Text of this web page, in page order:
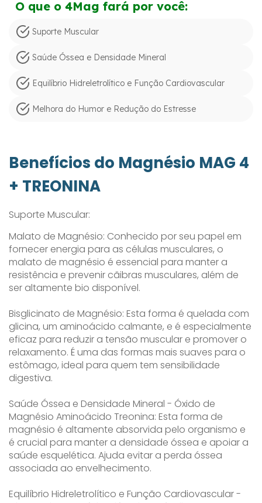
O que o 4Mag fará por você:
Suporte Muscular
Saúde Óssea e Densidade Mineral
Equilíbrio Hidreletrolítico e Função Cardiovascular
Melhora do Humor e Redução do Estresse
Benefícios do Magnésio MAG 4
+ TREONINA
Suporte Muscular:
Malato de Magnésio: Conhecido por seu papel em
fornecer energia para as células musculares, o
malato de magnésio é essencial para manter a
resistência e prevenir cãibras musculares, além de
ser altamente bio disponível.
Bisglicinato de Magnésio: Esta forma é quelada com
glicina, um aminoácido calmante, e é especialmente
eficaz para reduzir a tensão muscular e promover o
relaxamento. É uma das formas mais suaves para o
estômago, ideal para quem tem sensibilidade
digestiva.
Saúde Óssea e Densidade Mineral - Óxido de
Magnésio Aminoácido Treonina: Esta forma de
magnésio é altamente absorvida pelo organismo e
é crucial para manter a densidade óssea e apoiar a
saúde esquelética. Ajuda evitar a perda óssea
associada ao envelhecimento.
Equilíbrio Hidreletrolítico e Função Cardiovascular -